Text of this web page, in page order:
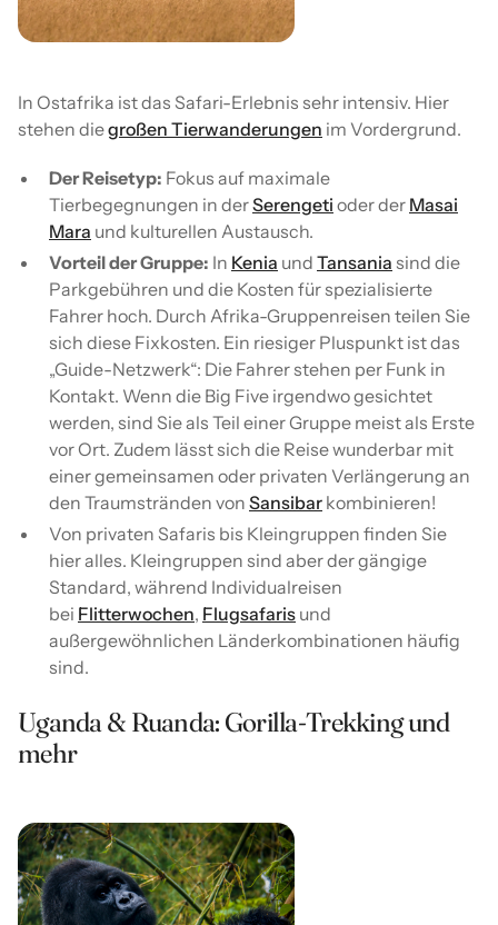
In Ostafrika ist das Safari-Erlebnis sehr intensiv. Hier
stehen diegroßen Tierwanderungen im Vordergrund.
Der Reisetyp: Fokus auf maximale
Tierbegegnungen in derSerengeti oder der Masai
Mara und kulturellen Austausch.
Vorteil der Gruppe: In Kenia und Tansania sind die
Parkgebühren und die Kosten für spezialisierte
Fahrer hoch. Durch Afrika-Gruppenreisen teilen Sie
sich diese Fixkosten. Ein riesiger Pluspunkt ist das
„Guide-Netzwerk“: Die Fahrer stehen per Funk in
Kontakt. Wenn die Big Five irgendwo gesichtet
werden, sind Sie als Teil einer Gruppe meist als Erste
vor Ort. Zudem lässt sich die Reise wunderbar mit
einer gemeinsamen oder privaten Verlängerung an
den Traumstränden von Sansibar kombinieren!
Von privaten Safaris bis Kleingruppen finden Sie
hier alles. Kleingruppen sind aber der gängige
Standard, während Individualreisen
bei Flitterwochen, Flugsafaris und
außergewöhnlichen Länderkombinationen häufig
sind.
Uganda & Ruanda: Gorilla-Trekking und
mehr